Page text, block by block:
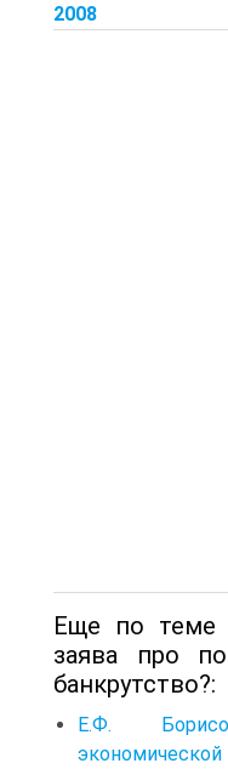
2008
Еще по теме
заява про
банкрутство?:
Е.Ф.